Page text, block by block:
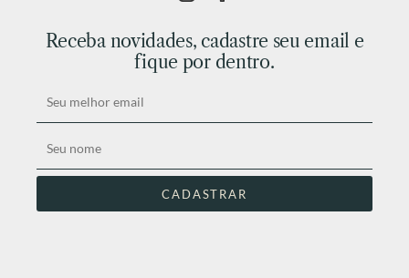
Receba novidades, cadastre seu email e
fique por dentro.